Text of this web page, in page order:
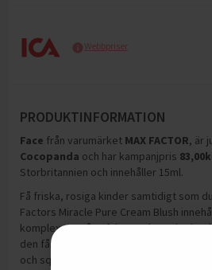
Webbpriser
PRODUKTINFORMATION
Face från varumärket MAX FACTOR, är
Cocopanda och har kampanjpris 83,00
Storbritannien och innehåller 15ml.
Få friska, rosiga kinder samtidigt som
Factors Miracle Pure Cream Blush
komplex som återfuktar och ger huden
den får en vacker lyster. Detta rouge
och squalane och har en lätt,krämig